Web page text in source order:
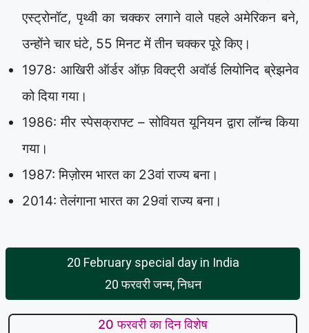
एस्ट्रोनॉट, पृथ्वी का चक्कर लगाने वाले पहले अमेरिकन बने,
उन्होंने चार घंटे, 55 मिनट में तीन चक्कर पूरे किए।
1978: आखिरी ऑर्डर ऑफ़ विक्ट्री अवॉर्ड लियोनिद ब्रेझनेव
को दिया गया।
1986: मीर स्पेसक्राफ्ट – सोवियत यूनियन द्वारा लॉन्च किया
गया।
1987: मिज़ोरम भारत का 23वां राज्य बना।
2014: तेलंगाना भारत का 29वां राज्य बना।
20 February special day in India
20 फरवरी जन्म, निधन
20 फरवरी का दिन विशेष